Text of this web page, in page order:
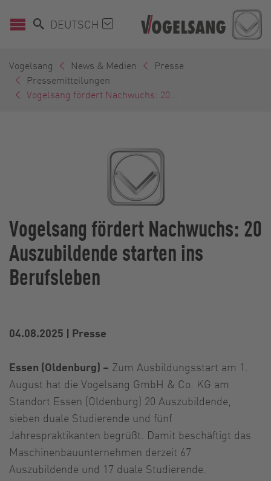
DEUTSCH
Vogelsang News & Medien
Presse
Pressemitteilungen
Vogelsang fördert Nachwuchs: 20...
Vogelsang fördert Nachwuchs: 20
Auszubildende starten ins
Berufsleben
04.08.2025 | Presse
Essen (Oldenburg) – Zum Ausbildungsstart am 1.
August hat die Vogelsang GmbH & Co. KG am
Standort Essen (Oldenburg) 20 Auszubildende,
sieben duale Studierende und fünf
Jahrespraktikanten begrüßt. Damit beschäftigt das
Maschinenbauunternehmen derzeit 67
Auszubildende und 17 duale Studierende.